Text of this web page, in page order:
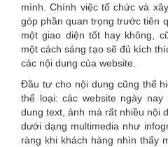
mình. Chính việc tổ chức và
góp phần quan trọng trước tiên
một giao diện tốt hay không,
một cách sáng tạo sẽ đủ kích
các nội dung của website.
Đầu tư cho nội dung cũng thể
thể loại: các website ngày
dung text, ảnh mà rất nhiều nội
dưới dạng multimedia như
ràng khi khách hàng nhìn thấy